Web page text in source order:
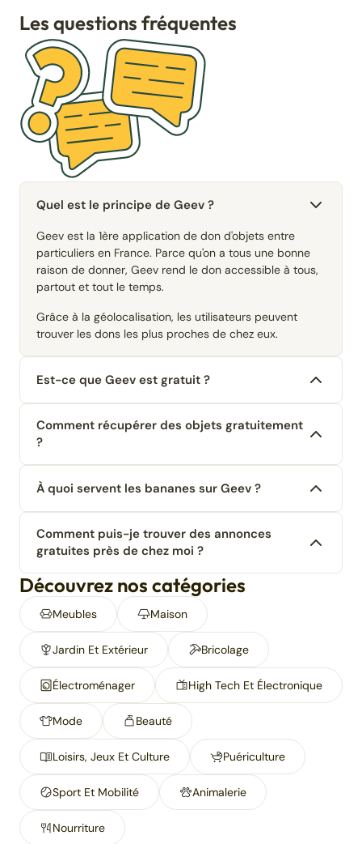
Les questions fréquentes
Quel est le principe de Geev ?
Geev est la 1ère application de don d'objets entre
particuliers en France. Parce qu'on a tous une bonne
raison de donner, Geev rend le don accessible à tous,
partout et tout le temps.
Grâce à la géolocalisation, les utilisateurs peuvent
trouver les dons les plus proches de chez eux.
Est-ce que Geev est gratuit ?
Comment récupérer des objets gratuitement
?
À quoi servent les bananes sur Geev ?
Comment puis-je trouver des annonces
gratuites près de chez moi ?
Découvrez nos catégories
Meubles Maison
Jardin Et Extérieur Bricolage
Électroménager High Tech Et Électronique
Mode Beauté
Loisirs, Jeux Et Culture Puériculture
Sport Et Mobilité Animalerie
Nourriture